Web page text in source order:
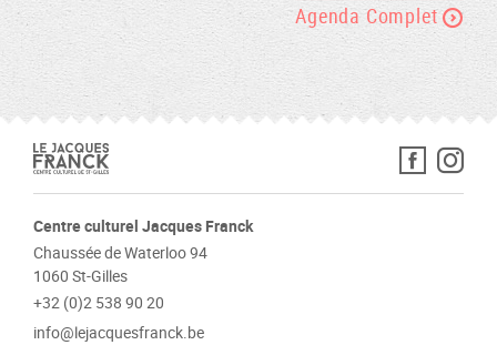
Agenda Complet
Centre culturel Jacques Franck
Chaussée de Waterloo 94
1060 St-Gilles
+32 (0)2 538 90 20
info@lejacquesfranck.be